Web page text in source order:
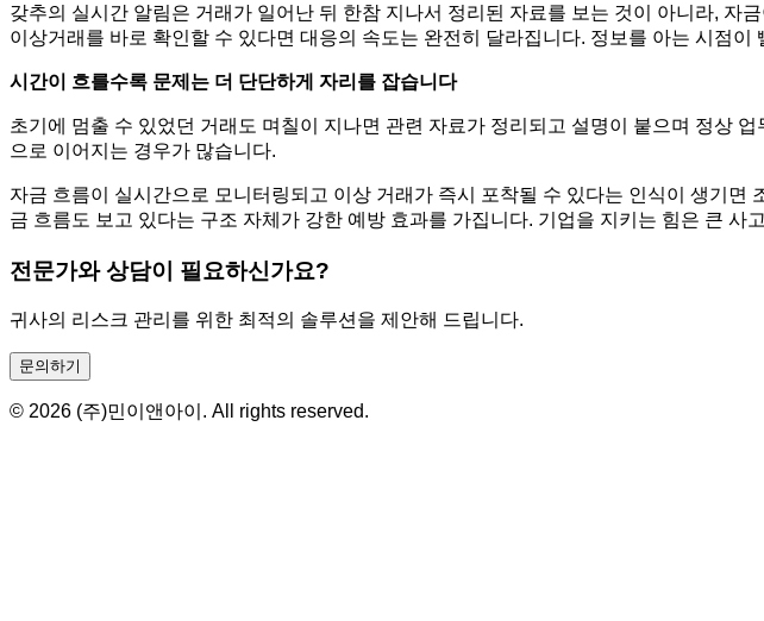
갖추의 실시간 알림은 거래가 일어난 뒤 한참 지나서 정리된 자료를 보는 것이 아니라,
이상거래를 바로 확인할 수 있다면 대응의 속도는 완전히 달라집니다. 정보를 아는 시점
시간이 흐를수록 문제는 더 단단하게 자리를 잡습니다
초기에 멈출 수 있었던 거래도 며칠이 지나면 관련 자료가 정리되고 설명이 붙으며 정상
으로 이어지는 경우가 많습니다.
자금 흐름이 실시간으로 모니터링되고 이상 거래가 즉시 포착될 수 있다는 인식이 생기
금 흐름도 보고 있다는 구조 자체가 강한 예방 효과를 가집니다. 기업을 지키는 힘은 큰
전문가와 상담이 필요하신가요?
귀사의 리스크 관리를 위한 최적의 솔루션을 제안해 드립니다.
문의하기
© 2026 (주)민이앤아이. All rights reserved.